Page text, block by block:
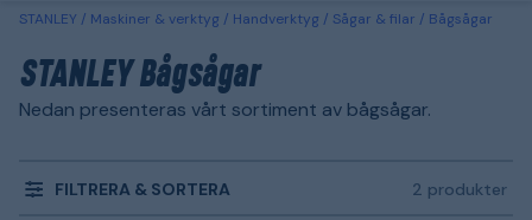
STANLEY Maskiner & verktyg Handverktyg Sågar & filar Bågsågar
STANLEY Bågsågar
Nedan presenteras vårt sortiment av bågsågar.
FILTRERA & SORTERA 2 produkter